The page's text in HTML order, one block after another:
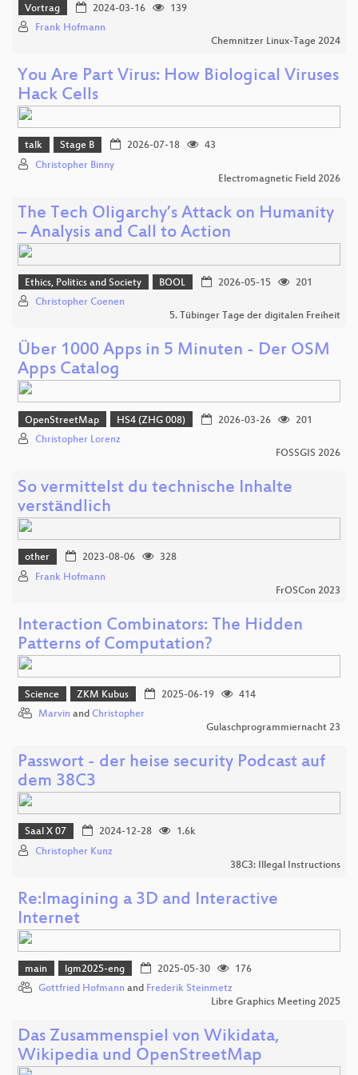
Vortrag 2024-03-16
139
Frank Hofmann
Chemnitzer Linux-Tage 2024
You Are Part Virus: How Biological Viruses
Hack Cells
talk Stage B 2026-07-18
43
Christopher Binny
Electromagnetic Field 2026
The Tech Oligarchy’s Attack on Humanity
– Analysis and Call to Action
Ethics, Politics and Society BOOL 2026-05-15
201
Christopher Coenen
5. Tübinger Tage der digitalen Freiheit
Über 1000 Apps in 5 Minuten - Der OSM
Apps Catalog
OpenStreetMap HS4 (ZHG 008) 2026-03-26
201
Christopher Lorenz
FOSSGIS 2026
So vermittelst du technische Inhalte
verständlich
other 2023-08-06
328
Frank Hofmann
FrOSCon 2023
Interaction Combinators: The Hidden
Patterns of Computation?
Science ZKM Kubus 2025-06-19
414
Marvin and Christopher
Gulaschprogrammiernacht 23
Passwort - der heise security Podcast auf
dem 38C3
Saal X 07 2024-12-28
1.6k
Christopher Kunz
38C3: Illegal Instructions
Re:Imagining a 3D and Interactive
Internet
main lgm2025-eng 2025-05-30
176
Gottfried Hofmann and Frederik Steinmetz
Libre Graphics Meeting 2025
Das Zusammenspiel von Wikidata,
Wikipedia und OpenStreetMap